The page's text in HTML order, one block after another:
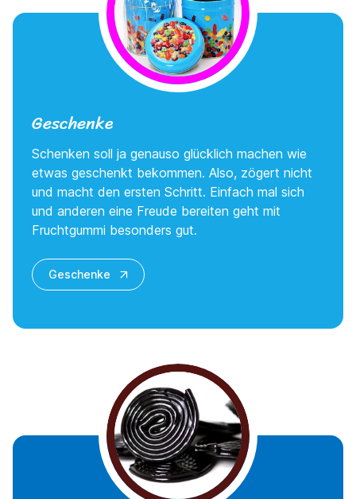
Geschenke
Schenken soll ja genauso glücklich machen wie
etwas geschenkt bekommen. Also, zögert nicht
und macht den ersten Schritt. Einfach mal sich
und anderen eine Freude bereiten geht mit
Fruchtgummi besonders gut.
Geschenke